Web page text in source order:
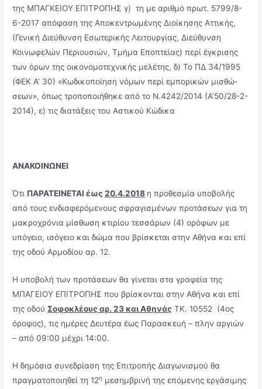
της ΜΠΑΓΚΕΙΟΥ ΕΠΙΤΡΟΠΗΣ γ) τη με αριθμό πρωτ. 5799/8-
6-2017 απόφαση της Αποκεντρωμένης Διοίκησης Αττικής,
(Γενική Διεύθυνση Εσωτερικής Λειτουργίας, Διεύθυνση
Κοινωφελών Περιουσιών, Τμήμα Εποπτείας) περί έγκρισης
των όρων της οικονομοτεχνικής μελέτης, δ) Το ΠΔ 34/1995
(ΦΕΚ Α’ 30) «Κωδικοποίηση νόμων περί εμπορικών μισθώ­
σεων», όπως τροποποιήθηκε από το Ν.4242/2014 (Α’50/28-2-
2014), ε) τις διατάξεις του Αστικού Κώδικα
ΑΝΑΚΟΙΝΩΝΕΙ
Ότι ΠΑΡΑΤΕΙΝΕΤΑΙ έως20.4.2018 η προθεσμία υποβολής
από τους ενδιαφερόμενους σφραγισμένων προτάσεων για τη
μακροχρόνια μί­σθωση κτιρίου τεσσάρων (4) ορόφων με
υπόγειο, ισόγειο και δώμα που βρίσκεται στην Αθήνα και επί
της οδού Αρμοδίου αρ. 12.
Η υποβολή των προτάσεων θα γίνεται στα γραφεία της
ΜΠΑΓΕΙΟΥ ΕΠΙΤΡΟΠΗΣ που βρίσκονται στην Αθήνα και επί
της οδού Σοφοκλέους αρ. 23 και Αθηνάς ΤΚ. 10552 (4ος
όροφος), τις ημέρες Δευτέρα έως Παρασκευή – πλην αργιών
– από 09:00 μέχρι 14:00.
Η δημόσια συνεδρίαση της Επιτροπής Διαγωνισμού θα
πραγματοποιηθεί τη 12η μεσημβρινή της επόμενης εργάσιμης